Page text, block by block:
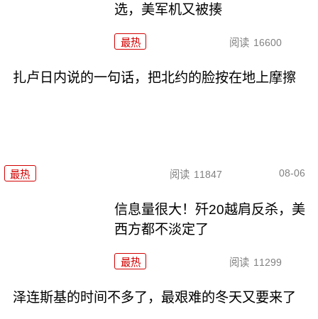
选，美军机又被揍
最热 阅读 16600
扎卢日内说的一句话，把北约的脸按在地上摩擦
最热 阅读 11847 08-06
信息量很大！歼20越肩反杀，美
西方都不淡定了
最热 阅读 11299
泽连斯基的时间不多了，最艰难的冬天又要来了